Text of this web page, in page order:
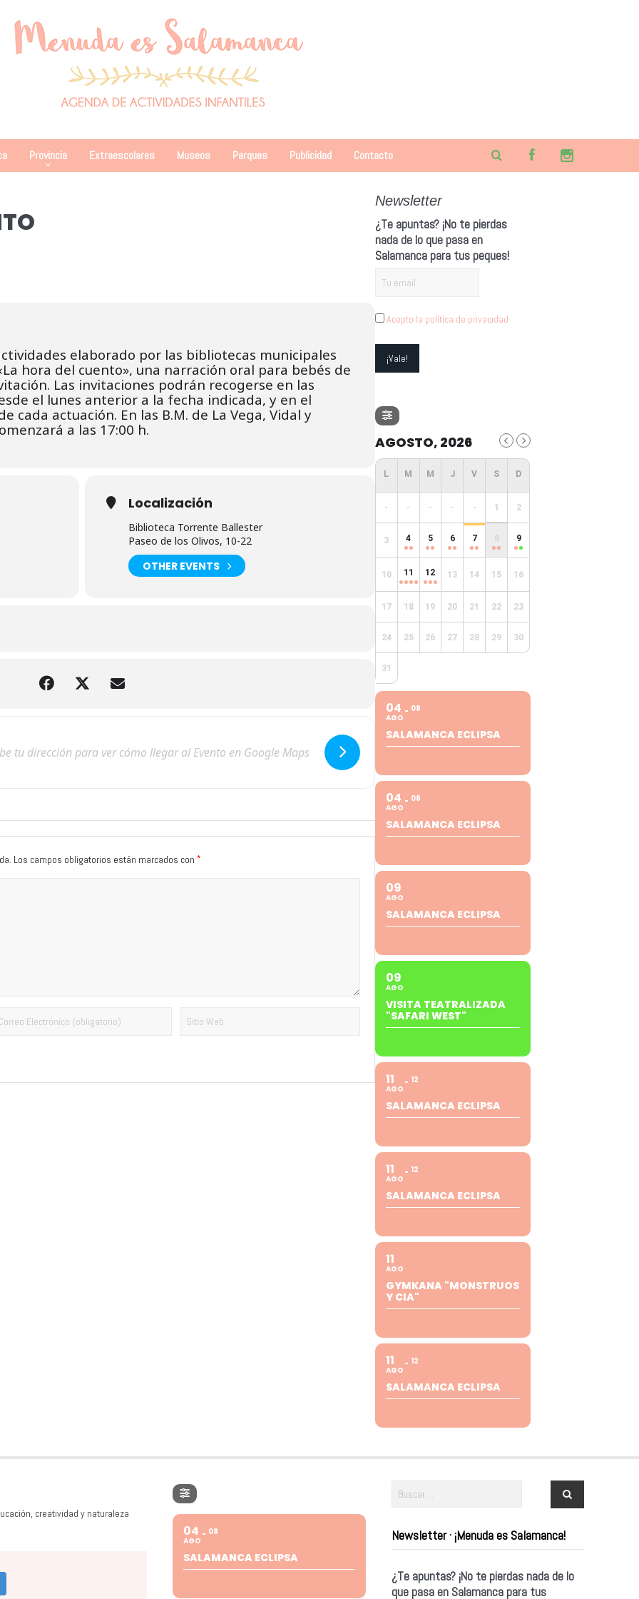
Provincia Extraescolares Museos Parques Publicidad Contacto
elaborado por las bibliotecas municipales
hora del cuento», una narración oral para bebés de
Las invitaciones podrán recogerse en las
el lunes anterior a la fecha indicada, y en el
cada actuación. En las B.M. de La Vega, Vidal y
a las 17:00 h.
Localización
Biblioteca Torrente Ballester
Paseo de los Olivos, 10-22
OTHER EVENTS
Los campos obligatorios están marcados con *
Newsletter
¿Te apuntas? ¡No te pierdas
nada de lo que pasa en
Salamanca para tus peques!
Acepto la política de privacidad
AGOSTO, 2026
- - - - - 1 2
3 4 5 6 7 8 9
10 11 12 13 14 15 16
17 18 19 20 21 22 23
24 25 26 27 28 29 30
31
04
AGO
08
SALAMANCA ECLIPSA
04
AGO
08
SALAMANCA ECLIPSA
09
AGO
SALAMANCA ECLIPSA
09
AGO
VISITA TEATRALIZADA
"SAFARI WEST"
11
AGO
12
SALAMANCA ECLIPSA
11
AGO
12
SALAMANCA ECLIPSA
11
AGO
GYMKANA "MONSTRUOS
Y CIA"
11
AGO
12
SALAMANCA ECLIPSA
creatividad y naturaleza
04
AGO
08
SALAMANCA ECLIPSA
Newsletter · ¡Menuda es Salamanca!
¿Te apuntas? ¡No te pierdas nada de lo
que pasa en Salamanca para tus